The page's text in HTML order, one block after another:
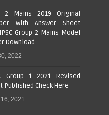
2 Mains 2019 Original
with Answer Sheet
Group 2 Mains Model
Download
2022
Group 1 2021 Revised
Published Check Here
2021